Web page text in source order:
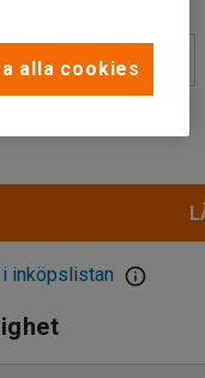
inköpslistan
alla cookies